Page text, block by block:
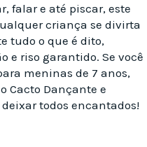
falar e até piscar, este
criança se divirta
tudo o que é dito,
e riso garantido. Se você
meninas de 7 anos,
Cacto Dançante e
todos encantados!